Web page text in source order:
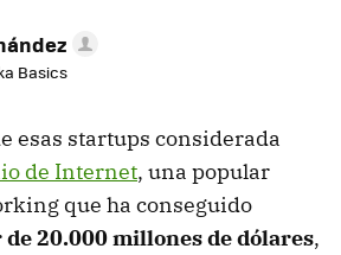
Basics
esas startups considerada
de Internet, una popular
que ha conseguido
20.000 millones de dólares,